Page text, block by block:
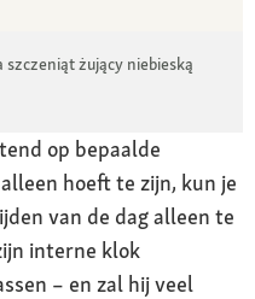
żujący niebieską
op bepaalde
hoeft te zijn, kun je
van de dag alleen te
interne klok
– en zal hij veel